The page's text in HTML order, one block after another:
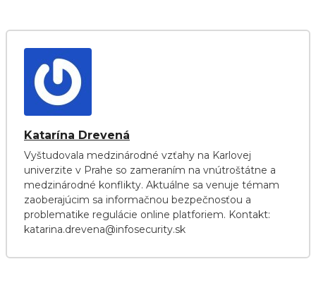
Katarína Drevená
Vyštudovala medzinárodné vzťahy na Karlovej
univerzite v Prahe so zameraním na vnútroštátne a
medzinárodné konflikty. Aktuálne sa venuje témam
zaoberajúcim sa informačnou bezpečnosťou a
problematike regulácie online platforiem. Kontakt:
katarina.drevena@infosecurity.sk